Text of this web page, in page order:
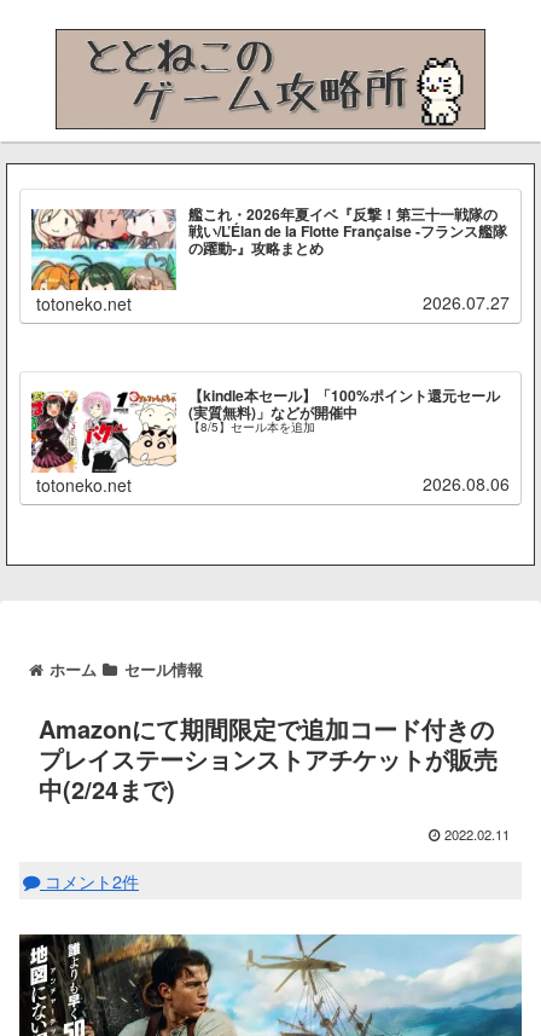
艦これ・2026年夏イベ『反撃！第三十一戦隊の
戦い/L’Élan de la Flotte Française -フランス艦隊
の躍動-』攻略まとめ
totoneko.net 2026.07.27
【kindle本セール】「100%ポイント還元セール
(実質無料)」などが開催中
【8/5】セール本を追加
totoneko.net 2026.08.06
ホーム セール情報
Amazonにて期間限定で追加コード付きの
プレイステーションストアチケットが販売
中(2/24まで)
2022.02.11
コメント2件